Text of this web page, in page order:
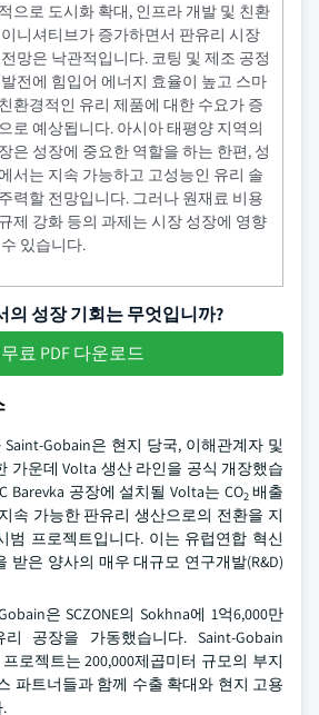
으로 도시화 확대, 인프라 개발 및 친환
니셔티브가 증가하면서 판유리 시장
망은 낙관적입니다. 코팅 및 제조 공정
전에 힘입어 에너지 효율이 높고 스마
환경적인 유리 제품에 대한 수요가 증
로 예상됩니다. 아시아 태평양 지역의
은 성장에 중요한 역할을 하는 한편, 성
서는 지속 가능하고 고성능인 유리 솔
력할 전망입니다. 그러나 원재료 비용
제 강화 등의 과제는 시장 성장에 영향
있습니다.
의 성장 기회는 무엇입니까?
무료 PDF 다운로드
Saint-Gobain은 현지 당국, 이해관계자 및
가운데 Volta 생산 라인을 공식 개장했습
Barevka 공장에 설치될 Volta는 CO2 배출
속 가능한 판유리 생산으로의 전환을 지
범 프로젝트입니다. 이는 유럽연합 혁신
받은 양사의 매우 대규모 연구개발(R&D)
은 SCZONE의 Sokhna에 1억6,000만
공장을 가동했습니다. Saint-Gobain
로젝트는 200,000제곱미터 규모의 부지
파트너들과 함께 수출 확대와 현지 고용